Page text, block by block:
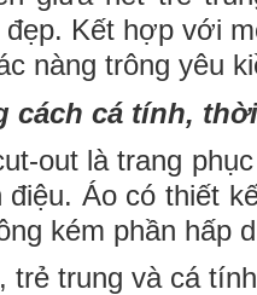
Kết hợp với
nàng trông yêu
cách cá tính,
out là trang
điệu. Áo có thiết
kém phần hấp